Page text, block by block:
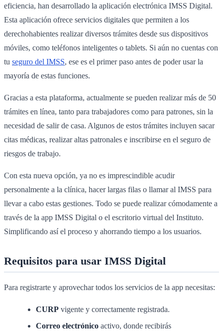
eficiencia, han desarrollado la aplicación electrónica IMSS Digital.
Esta aplicación ofrece servicios digitales que permiten a los
derechohabientes realizar diversos trámites desde sus dispositivos
móviles, como teléfonos inteligentes o tablets. Si aún no cuentas con
tu seguro del IMSS, ese es el primer paso antes de poder usar la
mayoría de estas funciones.
Gracias a esta plataforma, actualmente se pueden realizar más de 50
trámites en línea, tanto para trabajadores como para patrones, sin la
necesidad de salir de casa. Algunos de estos trámites incluyen sacar
citas médicas, realizar altas patronales e inscribirse en el seguro de
riesgos de trabajo.
Con esta nueva opción, ya no es imprescindible acudir
personalmente a la clínica, hacer largas filas o llamar al IMSS para
llevar a cabo estas gestiones. Todo se puede realizar cómodamente a
través de la app IMSS Digital o el escritorio virtual del Instituto.
Simplificando así el proceso y ahorrando tiempo a los usuarios.
Requisitos para usar IMSS Digital
Para registrarte y aprovechar todos los servicios de la app necesitas:
CURP vigente y correctamente registrada.
Correo electrónico activo, donde recibirás